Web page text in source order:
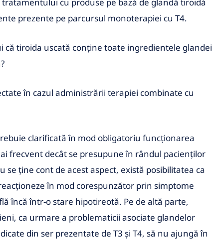
prezente pe parcursul monoterapiei cu T4.
că tiroida uscată conţine toate ingredientele glandei
în cazul administrării terapiei combinate cu
clarificată în mod obligatoriu funcţionarea
frecvent decât se presupune în rândul pacienţilor
ţine cont de acest aspect, există posibilitatea ca
în mod corespunzător prin simptome
încă într-o stare hipotireotă. Pe de altă parte,
ca urmare a problematicii asociate glandelor
din ser prezentate de T3 şi T4, să nu ajungă în